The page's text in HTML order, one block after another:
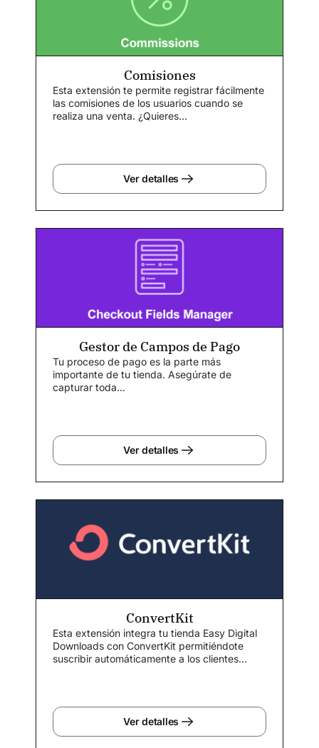
Comisiones
Esta extensión te permite registrar fácilmente
las comisiones de los usuarios cuando se
realiza una venta. ¿Quieres...
Ver detalles
Gestor de Campos de Pago
Tu proceso de pago es la parte más
importante de tu tienda. Asegúrate de
capturar toda...
Ver detalles
ConvertKit
Esta extensión integra tu tienda Easy Digital
Downloads con ConvertKit permitiéndote
suscribir automáticamente a los clientes...
Ver detalles